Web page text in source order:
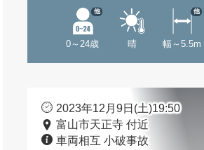
0～24歳
他
晴 幅～5.5m
他
2023年12月9日(土)19:50
富山市天正寺 付近
車両相互 小破事故